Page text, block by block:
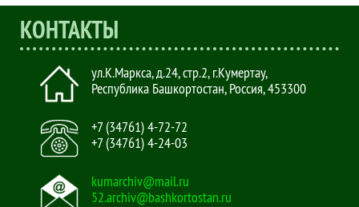
КОНТАКТЫ
ул.К.Маркса, д.24, стр.2,г.Кумертау,
Республика Башкортостан, Россия,453300
+7 (34761) 4-72-72
+7 (34761) 4-24-03
kumarchiv@mail.ru
52.archiv@bashkortostan.ru